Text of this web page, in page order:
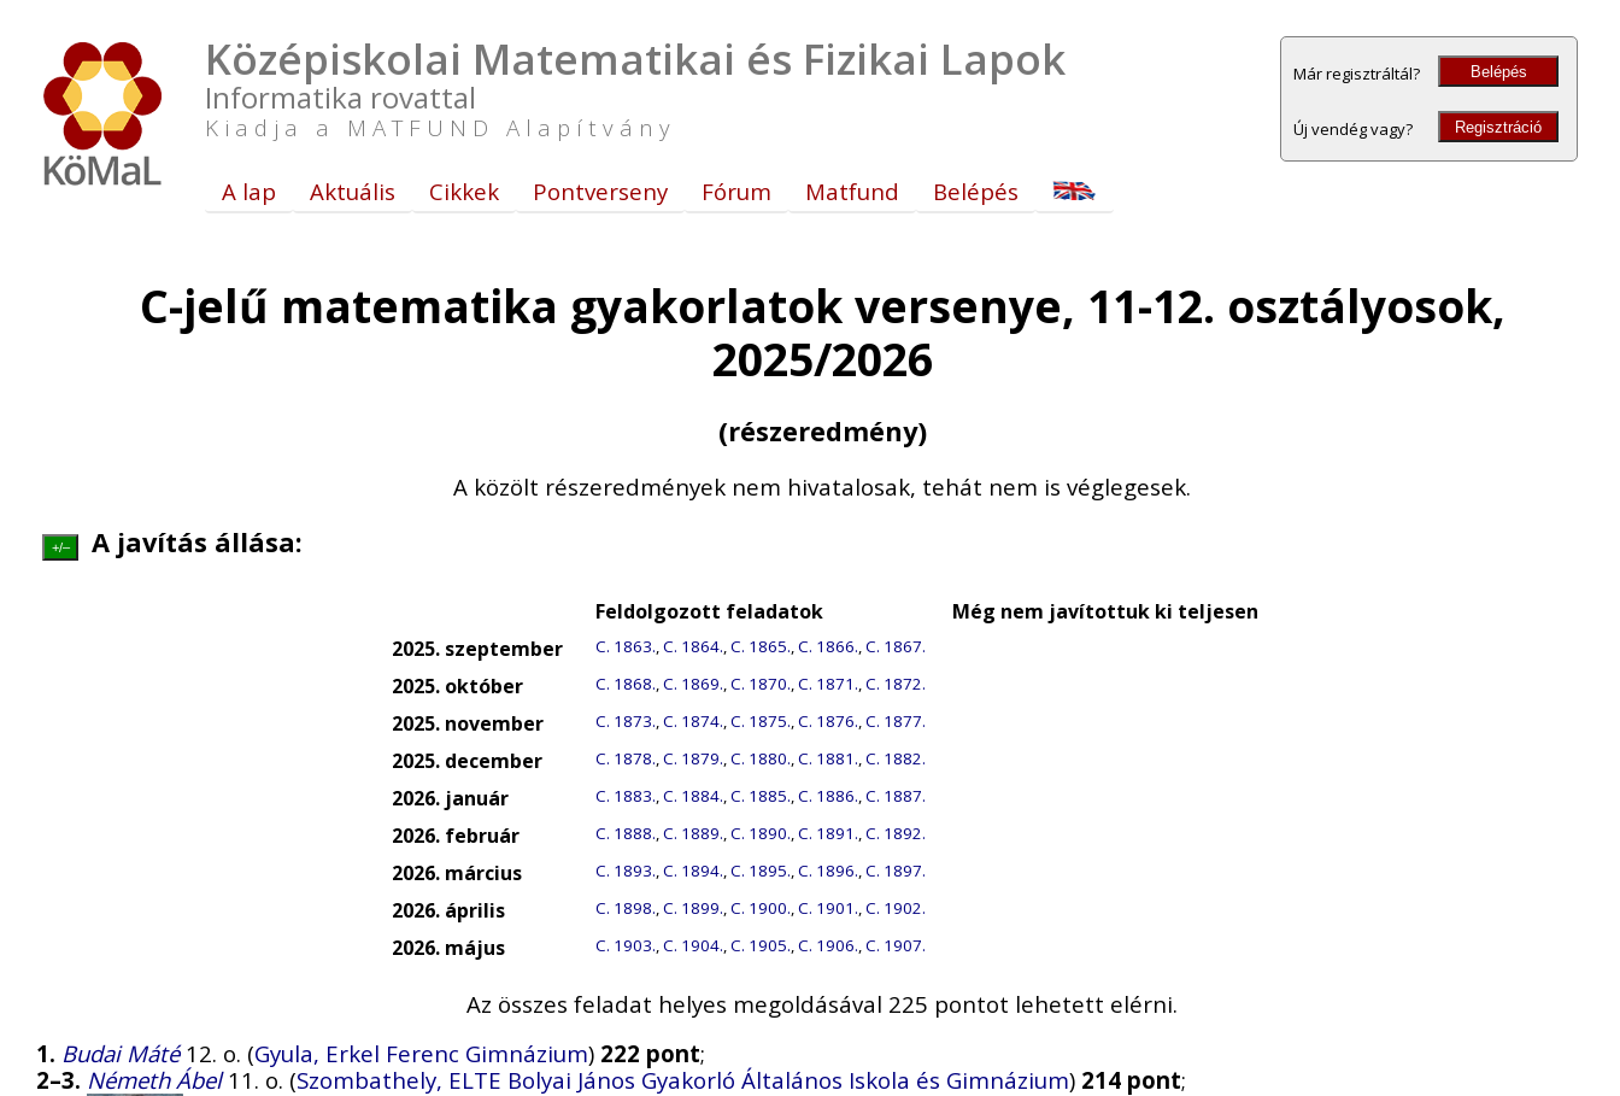
Középiskolai Matematikai és Fizikai Lapok
Informatika rovattal
Kiadja a MATFUND Alapítvány
Már regisztráltál? Belépés
Új vendég vagy? Regisztráció
A lap Aktuális Cikkek Pontverseny Fórum Matfund Belépés
C-jelű matematika gyakorlatok versenye, 11-12. osztályosok,
2025/2026
(részeredmény)
A közölt részeredmények nem hivatalosak, tehát nem is véglegesek.
+/– A javítás állása:
Feldolgozott feladatok
Még nem javítottuk ki teljesen
2025. szeptember
C. 1863.,C. 1864.,C. 1865.,C. 1866.,C. 1867.
2025. október C. 1868.,C. 1869.,C. 1870.,C. 1871.,C. 1872.
2025. november C. 1873.,C. 1874.,C. 1875.,C. 1876.,C. 1877.
2025. december C. 1878.,C. 1879.,C. 1880.,C. 1881.,C. 1882.
2026. január C. 1883.,C. 1884.,C. 1885.,C. 1886.,C. 1887.
2026. február C. 1888.,C. 1889.,C. 1890.,C. 1891.,C. 1892.
2026. március C. 1893.,C. 1894.,C. 1895.,C. 1896.,C. 1897.
2026. április C. 1898.,C. 1899.,C. 1900.,C. 1901.,C. 1902.
2026. május C. 1903.,C. 1904.,C. 1905.,C. 1906.,C. 1907.
Az összes feladat helyes megoldásával 225 pontot lehetett elérni.
1. Budai Máté12. o. (Gyula, Erkel Ferenc Gimnázium) 222 pont;
2–3. Németh Ábel11. o. (Szombathely, ELTE Bolyai János Gyakorló Általános Iskola és Gimnázium) 214 pont;